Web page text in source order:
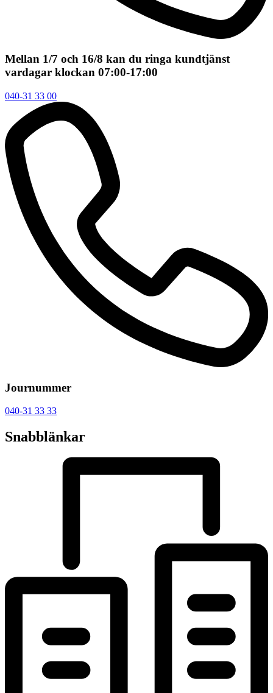
Mellan 1/7 och 16/8 kan du ringa kundtjänst
vardagar klockan 07:00-17:00
040-31 33 00
Journummer
040-31 33 33
Snabblänkar